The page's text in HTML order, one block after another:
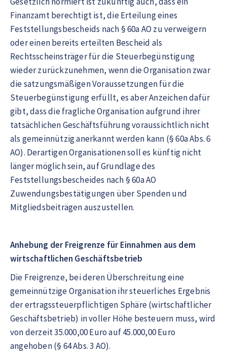
Finanzamt berechtigt ist, die Erteilung eines
Feststellungsbescheids nach § 60a AO zu verweigern
oder einen bereits erteilten Bescheid als
Rechtsscheinsträger für die Steuerbegünstigung
wieder zurückzunehmen, wenn die Organisation zwar
die satzungsmäßigen Voraussetzungen für die
Steuerbegünstigung erfüllt, es aber Anzeichen dafür
gibt, dass die fragliche Organisation aufgrund ihrer
tatsächlichen Geschäftsführung voraussichtlich nicht
als gemeinnützig anerkannt werden kann (§ 60a Abs. 6
AO). Derartigen Organisationen soll es künftig nicht
länger möglich sein, auf Grundlage des
Feststellungsbescheides nach § 60a AO
Zuwendungsbestätigungen über Spenden und
Mitgliedsbeiträgen auszustellen.
Anhebung der Freigrenze für Einnahmen aus dem
wirtschaftlichen Geschäftsbetrieb
Die Freigrenze, bei deren Überschreitung eine
gemeinnützige Organisation ihr steuerliches Ergebnis
der ertragssteuerpflichtigen Sphäre (wirtschaftlicher
Geschäftsbetrieb) in voller Höhe besteuern muss, wird
von derzeit 35.000,00 Euro auf 45.000,00 Euro
angehoben (§ 64 Abs. 3 AO).